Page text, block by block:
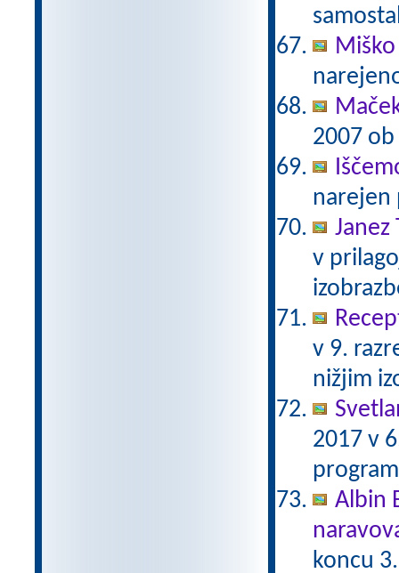
2007
narejen
Janez
v
v 9.
nižjim
2017 v
Albin
koncu